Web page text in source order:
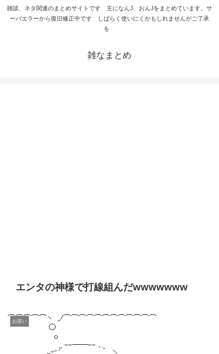
雑談、ネタ関連のまとめサイトです 主になんJ、おんJをまとめています。サ
ーバエラーから復旧修正中です しばらく使いにくかもしれませんがご了承
を
雑なまとめ
エンタの神様で打線組んだwwwwwww
お笑い